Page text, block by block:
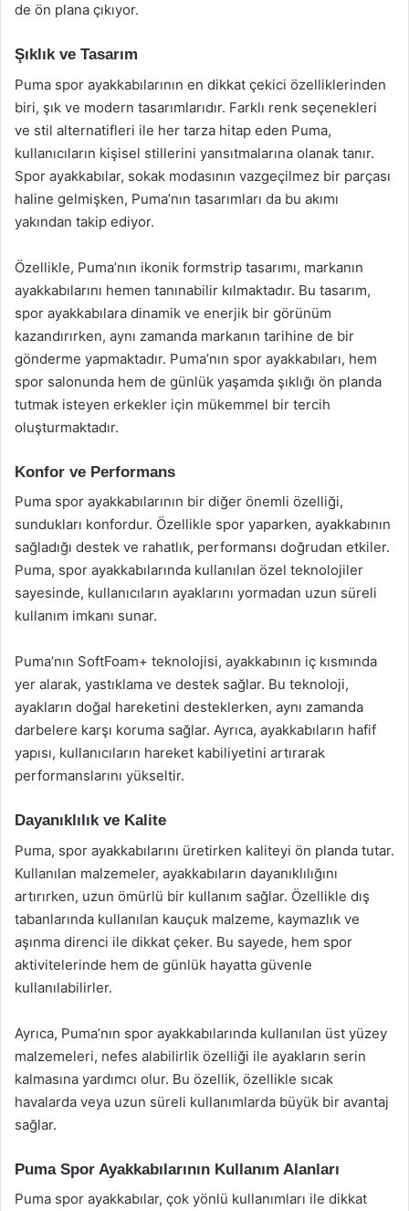
de ön plana çıkıyor.
Şıklık ve Tasarım
Puma spor ayakkabılarının en dikkat çekici özelliklerinden
biri, şık ve modern tasarımlarıdır. Farklı renk seçenekleri
ve stil alternatifleri ile her tarza hitap eden Puma,
kullanıcıların kişisel stillerini yansıtmalarına olanak tanır.
Spor ayakkabılar, sokak modasının vazgeçilmez bir parçası
haline gelmişken, Puma’nın tasarımları da bu akımı
yakından takip ediyor.
Özellikle, Puma’nın ikonik formstrip tasarımı, markanın
ayakkabılarını hemen tanınabilir kılmaktadır. Bu tasarım,
spor ayakkabılara dinamik ve enerjik bir görünüm
kazandırırken, aynı zamanda markanın tarihine de bir
gönderme yapmaktadır. Puma’nın spor ayakkabıları, hem
spor salonunda hem de günlük yaşamda şıklığı ön planda
tutmak isteyen erkekler için mükemmel bir tercih
oluşturmaktadır.
Konfor ve Performans
Puma spor ayakkabılarının bir diğer önemli özelliği,
sundukları konfordur. Özellikle spor yaparken, ayakkabının
sağladığı destek ve rahatlık, performansı doğrudan etkiler.
Puma, spor ayakkabılarında kullanılan özel teknolojiler
sayesinde, kullanıcıların ayaklarını yormadan uzun süreli
kullanım imkanı sunar.
Puma’nın SoftFoam+ teknolojisi, ayakkabının iç kısmında
yer alarak, yastıklama ve destek sağlar. Bu teknoloji,
ayakların doğal hareketini desteklerken, aynı zamanda
darbelere karşı koruma sağlar. Ayrıca, ayakkabıların hafif
yapısı, kullanıcıların hareket kabiliyetini artırarak
performanslarını yükseltir.
Dayanıklılık ve Kalite
Puma, spor ayakkabılarını üretirken kaliteyi ön planda tutar.
Kullanılan malzemeler, ayakkabıların dayanıklılığını
artırırken, uzun ömürlü bir kullanım sağlar. Özellikle dış
tabanlarında kullanılan kauçuk malzeme, kaymazlık ve
aşınma direnci ile dikkat çeker. Bu sayede, hem spor
aktivitelerinde hem de günlük hayatta güvenle
kullanılabilirler.
Ayrıca, Puma’nın spor ayakkabılarında kullanılan üst yüzey
malzemeleri, nefes alabilirlik özelliği ile ayakların serin
kalmasına yardımcı olur. Bu özellik, özellikle sıcak
havalarda veya uzun süreli kullanımlarda büyük bir avantaj
sağlar.
Puma Spor Ayakkabılarının Kullanım Alanları
Puma spor ayakkabılar, çok yönlü kullanımları ile dikkat